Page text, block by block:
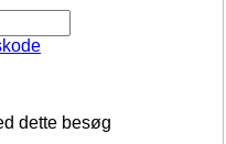
dette besøg